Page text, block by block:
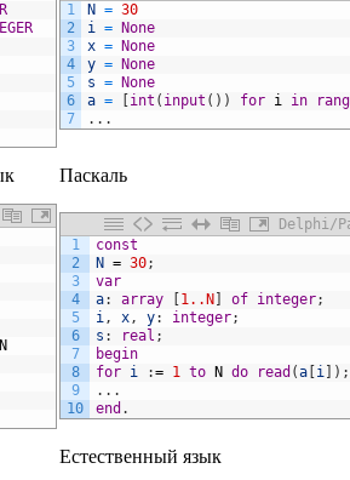
1
2
3
4
5
6
7
N = 30
i =
None
x =
None
y =
None
s =
None
a = int ( input ( ) ) for i in
. . .
Паскаль
N
Delphi/
1
2
3
4
5
6
7
8
9
10
const
N = 30;
var
a: array 1..N of integer;
i, x, y: integer;
s : real ;
begin
for i := 1 to N do read (a i ) ;
. . .
end .
Естественный язык